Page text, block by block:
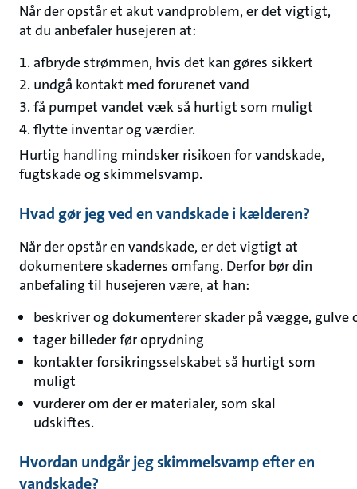
Når der opstår et akut vandproblem, er det vigtigt,
at du anbefaler husejeren at:
afbryde strømmen, hvis det kan gøres sikkert
undgå kontakt med forurenet vand
få pumpet vandet væk så hurtigt som muligt
flytte inventar og værdier.
Hurtig handling mindsker risikoen for vandskade,
fugtskade og skimmelsvamp.
Hvad gør jeg ved en vandskade i kælderen?
Når der opstår en vandskade, er det vigtigt at
dokumentere skadernes omfang. Derfor bør din
anbefaling til husejeren være, at han:
beskriver og dokumenterer skader på vægge,
tager billeder før oprydning
kontakter forsikringsselskabet så hurtigt som
muligt
vurderer om der er materialer, som skal
udskiftes.
Hvordan undgår jeg skimmelsvamp efter en
vandskade?